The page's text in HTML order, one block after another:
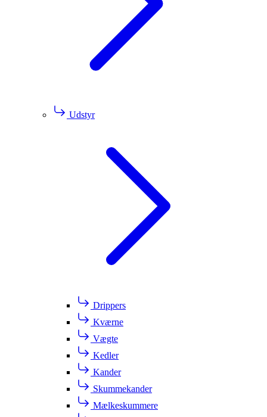
Udstyr
Drippers
Kværne
Vægte
Kedler
Kander
Skummekander
Mælkeskummere